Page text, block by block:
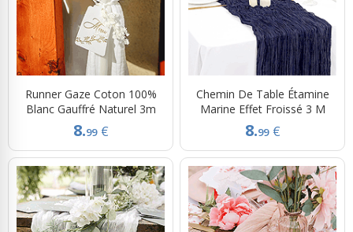
Runner Gaze Coton 100%
Blanc Gauffré Naturel 3m
8.99 €
Chemin De Table Étamine
Marine Effet Froissé 3 M
8.99 €